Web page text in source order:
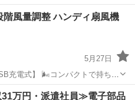
、空調家電 シャープ
階風量調整 ハンディ扇風機
5月27日
クトで持ち運
節のお出かけ・通勤・通学・イ
空調家電 USB
万円・派遣社員≫電子部品